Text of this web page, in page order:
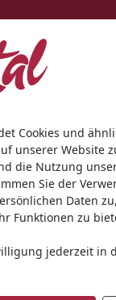
Cookies und
unserer Website
die Nutzung
Sie der
Daten
Funktionen zu
jederzeit in
Teich
Dogs'n